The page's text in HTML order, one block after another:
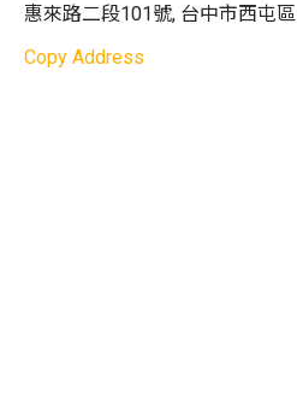
惠來路二段101號, 台中市西屯區
Copy Address